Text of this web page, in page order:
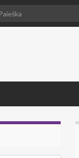
for: